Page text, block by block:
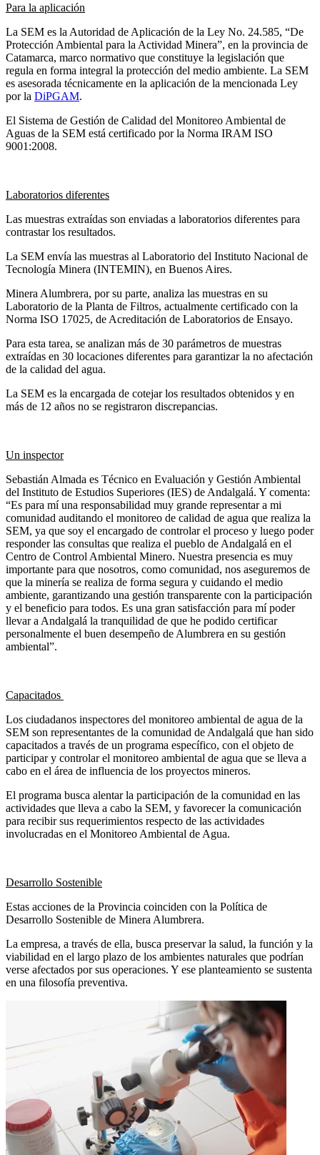
Para la aplicación
La SEM es la Autoridad de Aplicación de la Ley No. 24.585, “De
Protección Ambiental para la Actividad Minera”, en la provincia de
Catamarca, marco normativo que constituye la legislación que
regula en forma integral la protección del medio ambiente. La SEM
es asesorada técnicamente en la aplicación de la mencionada Ley
por la DiPGAM.
El Sistema de Gestión de Calidad del Monitoreo Ambiental de
Aguas de la SEM está certificado por la Norma IRAM ISO
9001:2008.
Laboratorios diferentes
Las muestras extraídas son enviadas a laboratorios diferentes para
contrastar los resultados.
La SEM envía las muestras al Laboratorio del Instituto Nacional de
Tecnología Minera (INTEMIN), en Buenos Aires.
Minera Alumbrera, por su parte, analiza las muestras en su
Laboratorio de la Planta de Filtros, actualmente certificado con la
Norma ISO 17025, de Acreditación de Laboratorios de Ensayo.
Para esta tarea, se analizan más de 30 parámetros de muestras
extraídas en 30 locaciones diferentes para garantizar la no afectación
de la calidad del agua.
La SEM es la encargada de cotejar los resultados obtenidos y en
más de 12 años no se registraron discrepancias.
Un inspector
Sebastián Almada es Técnico en Evaluación y Gestión Ambiental
del Instituto de Estudios Superiores (IES) de Andalgalá. Y comenta:
“Es para mí una responsabilidad muy grande representar a mi
comunidad auditando el monitoreo de calidad de agua que realiza la
SEM, ya que soy el encargado de controlar el proceso y luego poder
responder las consultas que realiza el pueblo de Andalgalá en el
Centro de Control Ambiental Minero. Nuestra presencia es muy
importante para que nosotros, como comunidad, nos aseguremos de
que la minería se realiza de forma segura y cuidando el medio
ambiente, garantizando una gestión transparente con la participación
y el beneficio para todos. Es una gran satisfacción para mí poder
llevar a Andalgalá la tranquilidad de que he podido certificar
personalmente el buen desempeño de Alumbrera en su gestión
ambiental”.
Capacitados
Los ciudadanos inspectores del monitoreo ambiental de agua de la
SEM son representantes de la comunidad de Andalgalá que han sido
capacitados a través de un programa específico, con el objeto de
participar y controlar el monitoreo ambiental de agua que se lleva a
cabo en el área de influencia de los proyectos mineros.
El programa busca alentar la participación de la comunidad en las
actividades que lleva a cabo la SEM, y favorecer la comunicación
para recibir sus requerimientos respecto de las actividades
involucradas en el Monitoreo Ambiental de Agua.
Desarrollo Sostenible
Estas acciones de la Provincia coinciden con la Política de
Desarrollo Sostenible de Minera Alumbrera.
La empresa, a través de ella, busca preservar la salud, la función y la
viabilidad en el largo plazo de los ambientes naturales que podrían
verse afectados por sus operaciones. Y ese planteamiento se sustenta
en una filosofía preventiva.